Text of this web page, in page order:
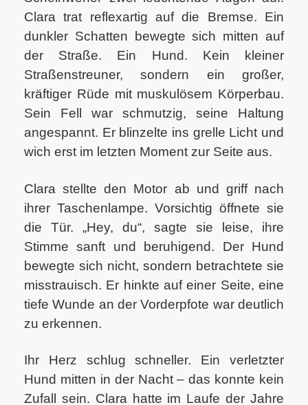
Clara trat reflexartig auf die Bremse. Ein
dunkler Schatten bewegte sich mitten auf
der Straße. Ein Hund. Kein kleiner
Straßenstreuner, sondern ein großer,
kräftiger Rüde mit muskulösem Körperbau.
Sein Fell war schmutzig, seine Haltung
angespannt. Er blinzelte ins grelle Licht und
wich erst im letzten Moment zur Seite aus.
Clara stellte den Motor ab und griff nach
ihrer Taschenlampe. Vorsichtig öffnete sie
die Tür. „Hey, du“, sagte sie leise, ihre
Stimme sanft und beruhigend. Der Hund
bewegte sich nicht, sondern betrachtete sie
misstrauisch. Er hinkte auf einer Seite, eine
tiefe Wunde an der Vorderpfote war deutlich
zu erkennen.
Ihr Herz schlug schneller. Ein verletzter
Hund mitten in der Nacht – das konnte kein
Zufall sein. Clara hatte im Laufe der Jahre